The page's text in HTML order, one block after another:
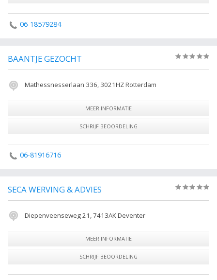
06-18579284
BAANTJE GEZOCHT
Mathessnesserlaan 336, 3021HZ Rotterdam
MEER INFORMATIE
SCHRIJF BEOORDELING
06-81916716
SECA WERVING & ADVIES
Diepenveenseweg 21, 7413AK Deventer
MEER INFORMATIE
SCHRIJF BEOORDELING